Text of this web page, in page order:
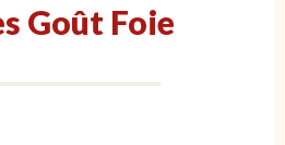
Goût Foie